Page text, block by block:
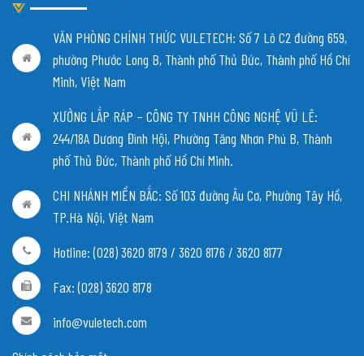
VĂN PHÒNG CHÍNH THỨC VULETECH: Số 7 Lô C2 đường 659,
phường Phước Long B, Thành phố Thủ Đức, Thành phố Hồ Chí
Minh, Việt Nam
XƯỞNG LẮP RÁP – CÔNG TY TNHH CÔNG NGHỆ VŨ LÊ:
244/18A Dương Đình Hội, Phường Tăng Nhơn Phú B, Thành
phố Thủ Đức, Thành phố Hồ Chí Minh.
CHI NHÁNH MIỀN BẮC: Số 103 đường Âu Cơ, Phường Tây Hồ,
TP.Hà Nội, Việt Nam
Hotline: (028) 3620 8179 / 3620 8176 / 3620 8177
Fax: (028) 3620 8178
info@vuletech.com